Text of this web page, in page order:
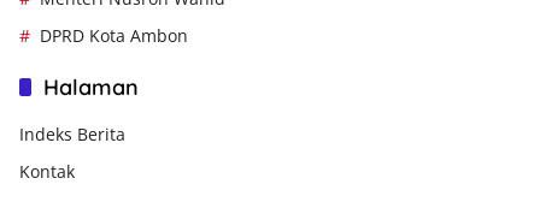
DPRD Kota Ambon
Halaman
Indeks Berita
Kontak